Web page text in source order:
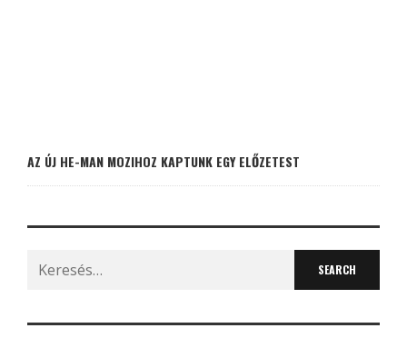
AZ ÚJ HE-MAN MOZIHOZ KAPTUNK EGY ELŐZETEST
Search
for: